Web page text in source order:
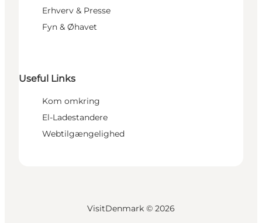
Erhverv & Presse
Fyn & Øhavet
Useful Links
Kom omkring
El-Ladestandere
Webtilgængelighed
VisitDenmark © 2026